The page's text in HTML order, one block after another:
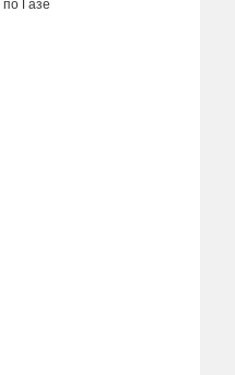
Газе